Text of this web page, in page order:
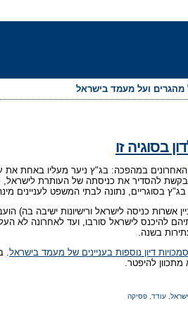
מהגרים ועל מעמד בישראל
בסוגיה זו
האחרונים במהפכה: בג"ץ ניער מעליו באחת את
להסדיר את כניסתה של העותרת לישראל,
בסוגריים, נתונה לבתי המשפט לעניינים
כניסה לישראל ורישיונות ישיבה בה)
להיכנס לישראל סורבו, ועד לאחרונה לא
בשנה.
דיון נוספות בעניינים של מעמד בישראל.
להיפטר.
, עודד, פסיקה